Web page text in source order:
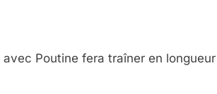
Poutine fera traîner en longueur